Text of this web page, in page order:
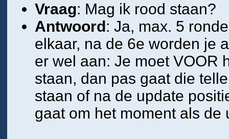
Vraag: Mag ik rood staan?
Antwoord : Ja, max. 5
elkaar, na de 6e worden je
er wel aan: Je moet VOOR
staan, dan pas gaat die
staan of na de update
gaat om het moment als de